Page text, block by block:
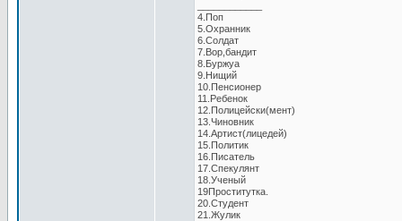
4.Поп
5.Охранник
6.Солдат
7.Вор,бандит
8.Буржуа
9.Нищий
10.Пенсионер
11.Ребенок
12.Полицейски(мент)
13.Чиновник
14.Артист(лицедей)
15.Политик
16.Писатель
17.Спекулянт
18.Ученый
19Проститутка.
20.Студент
21.Жулик